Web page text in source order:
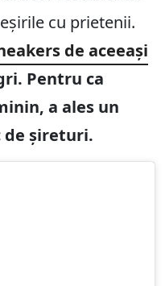
cu prietenii.
de aceeași
Pentru ca
a ales un
de șireturi.